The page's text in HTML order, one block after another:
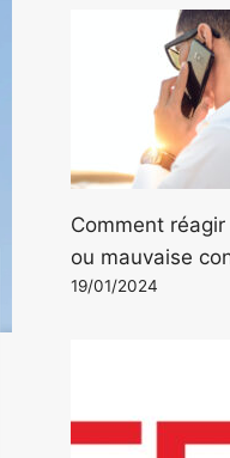
Comment
ou mauvaise
19/01/2024